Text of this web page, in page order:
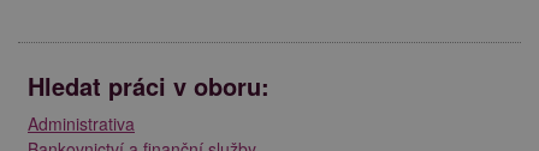
Hledat práci v oboru:
Administrativa